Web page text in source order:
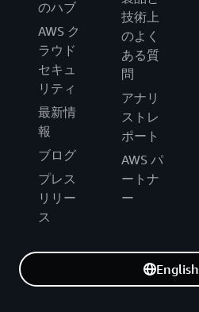
のハブ
AWS ク
ラウド
セキュ
リティ
最新情
報
ブログ
プレス
リリー
ス
技術上
のよく
ある質
問
アナリ
ストレ
ポート
AWS パ
ートナ
ー
English